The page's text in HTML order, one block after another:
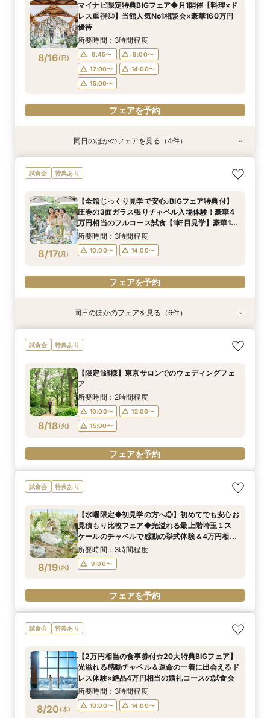
8/15(土)
の延期も柔軟に対応♪
所要時間：3時間程度
8:45〜
12:00〜
14:00〜
15:00〜
フェアを予約
8/15(土)
8:45〜
9:00〜
12:00〜
15:00〜
フェアを予約
8/15(土)
10:30〜 15:30〜
フェアを予約
8/15(土)
案させていただくので安心＊マタニティ限定160
万円優待プレゼント
所要時間：3時間程度
8:45〜
12:00〜
14:00〜
15:00〜
フェアを予約
8/16(日)
マイナビ限定特典BIGフェア◆月1開催【料理×ド
レス重視◎】当館人気No1相談会×豪華160万円
優待
所要時間：3時間程度
8:45〜
9:00〜
12:00〜
14:00〜
15:00〜
フェアを予約
特典あり
8/16(日)
【少人数専用会場2025年秋OPEN限定プラン】
最短1ヶ月で準備OK！6名様から適用可10名66万
の延期も柔軟に対応♪
所要時間：3時間程度
8:45〜
9:00〜
12:00〜
14:00〜
15:00〜
フェアを予約
特典あり
8/16(日)
【産前産後安心プラン】パパママ応援160万特典
×2泊3日スイートルーム宿泊付ウェディングプラ
館特典としてプレゼント
所要時間：3時間程度
8:45〜
9:00〜
12:00〜
14:00〜
15:00〜
フェアを予約
特典あり
8/16(日)
限定3組【お料理重視◎】ミシュラン獲得シェフ
監修4万円相当フルコース試食会！必ずもらえる
相当の宿泊ペアチケット付き！
所要時間：3時間程度
8:45〜
9:00〜
12:00〜
14:00〜
15:00〜
フェアを予約
8/16(日)
【オンライン30分】1軒目見学前プランナーに直
接相談安心フェア
10:30〜 15:30〜
フェアを予約
同日のほかのフェアを見る（4件）
試食会 特典あり
8/17(月)
【全館じっくり見学で安心♪BIGフェア特典付】
圧巻の3面ガラス張りチャペル入場体験！豪華4
万円相当のフルコース試食【1軒目見学】豪華10
万円相当のレストランペア&宿泊チケットプレゼ
ント
所要時間：3時間程度
10:00〜 14:00〜
フェアを予約
特典あり
8/17(月)
【最短60日】専属プランナーで安心！パパママ
応援160万特典+挙式当日2泊3日スイートルーム
所要時間：3時間程度
フェアを予約
8/17(月)
【自宅＆スマホでOK】◆オンライン会場相談◆
ご遠方でも安心◎気軽に見学
フェアを予約
特典あり
8/17(月)
【2万円相当レストランペアチケット付】おふた
りのお時間に合わせて最短90分でご案内可能！
イック相談会★
所要時間：3時間程度
フェアを予約
特典あり
8/17(月)
【10名66万円★専用会場有】最短1ヶ月で準備
OK！6名様から適用可10名66万円からの少人数
所要時間：3時間程度
フェアを予約
特典あり
8/17(月)
【料理重視◎ミシュランの味】和牛やオマール海
老など4万円相当の豪華コース試食＆豪華10万円
フェア
所要時間：3時間程度
フェアを予約
8/17(月)
【初見学が1番お得】専属プランナーがお見積も
りオリジナル作成*10万円相当ギフト特典付き
の挙式体験×ドレス×和牛・オマール海老の豪華4
万相当試食フェア
所要時間：1時間30分程度
フェアを予約
同日のほかのフェアを見る（6件）
試食会 特典あり
8/18(火)
【限定1組様】東京サロンでのウェディングフェ
ア
所要時間：2時間程度
10:00〜
12:00〜
15:00〜
フェアを予約
試食会 特典あり
8/19(水)
【水曜限定◆初見学の方へ◎】初めてでも安心お
見積もり比較フェア◆光溢れる最上階埼玉１ス
ケールのチャペルで感動の挙式体験＆4万円相当
婚礼コース試食
所要時間：3時間程度
9:00〜
フェアを予約
試食会 特典あり
8/20 (木)
【2万円相当の食事券付☆20大特典BIGフェア】
光溢れる感動チャペル＆運命の一着に出会えるド
レス体験×絶品4万円相当の婚礼コースの試食会
所要時間：3時間程度
10:00〜 14:00〜